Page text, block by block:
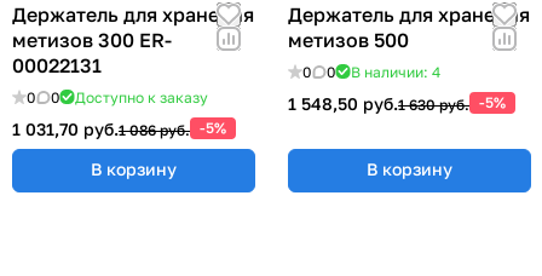
Держатель для хранения
метизов 300 ER-
00022131
0 0 Доступно к заказу
1 031,70 руб.1 086 руб. -5%
В корзину
Держатель для хранения
метизов 500
0 0 В наличии: 4
1 548,50 руб.1 630 руб. -5%
В корзину